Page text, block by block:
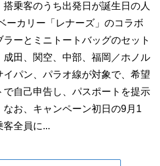
乗客のうち出発日が誕生日の人
ーカリー「レナーズ」のコラボ
ーとミニトートバッグのセット
成田、関空、中部、福岡／ホノル
パン、パラオ線が対象で、希望
自己申告し、パスポートを提示
お、キャンペーン初日の9月1
客全員に...